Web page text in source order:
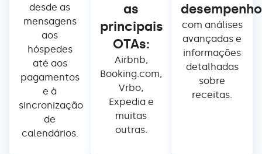
desde as
mensagens
aos
hóspedes
até aos
pagamentos
e à
sincronização
de
calendários.
as
principais
OTAs:
Airbnb,
Booking.com,
Vrbo,
Expedia e
muitas
outras.
desempenho
com análises
avançadas e
informações
detalhadas
sobre
receitas.